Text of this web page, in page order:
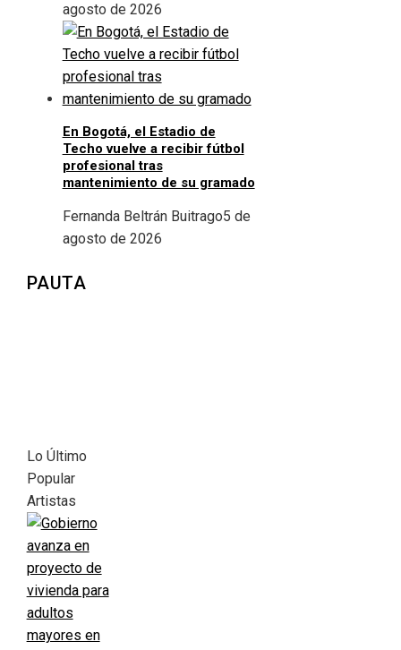
agosto de 2026
En Bogotá, el Estadio de
Techo vuelve a recibir fútbol
profesional tras
mantenimiento de su gramado
Fernanda Beltrán Buitrago5 de
agosto de 2026
PAUTA
Lo Último
Popular
Artistas